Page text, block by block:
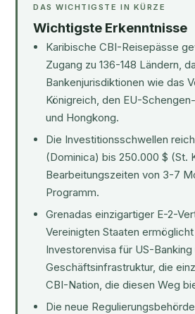
DAS WICHTIGSTE IN KÜRZE
Wichtigste Erkenntnisse
Karibische CBI-Reisepässe
Zugang zu 136-148 Ländern,
Bankenjurisdiktionen wie das
Königreich, den EU-
und Hongkong.
Die Investitionsschwellen
(Dominica) bis 250.000 $ (St.
Bearbeitungszeiten von 3-7
Programm.
Grenadas einzigartiger E-2-
Vereinigten Staaten
Investorenvisa für US-Banking
Geschäftsinfrastruktur, die
CBI-Nation, die diesen Weg
Die neue